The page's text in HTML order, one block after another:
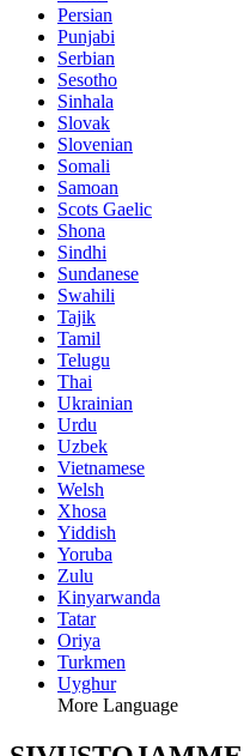
Persian
Punjabi
Serbian
Sesotho
Sinhala
Slovak
Slovenian
Somali
Samoan
Scots Gaelic
Shona
Sindhi
Sundanese
Swahili
Tajik
Tamil
Telugu
Thai
Ukrainian
Urdu
Uzbek
Vietnamese
Welsh
Xhosa
Yiddish
Yoruba
Zulu
Kinyarwanda
Tatar
Oriya
Turkmen
Uyghur
More Language